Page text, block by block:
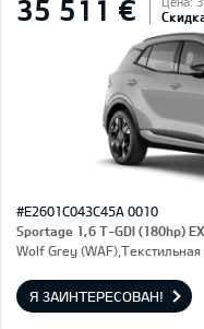
35 511 €
#E2601C043C45A 0010
Sportage 1,6 T-GDI (180hp)
Wolf Grey
Я ЗАИНТЕРЕСОВАН!